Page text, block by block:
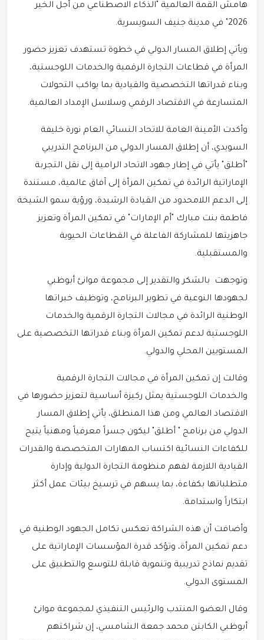
هامش القمة العالمية "الذكاء الاصطناعي من أجل الخير
2026" في مدينة جنيف السويسرية.
ويأتي إطلاق المسار الدولي في خطوة تستهدف تعزيز حضور
المرأة في قطاعات التجارة الرقمية والخدمات اللوجستية،
وبناء قدراتها التخصصية والقيادية بما يواكب التحولات
المتسارعة في الاقتصاد الرقمي وسلاسل الإمداد العالمية.
وأكدت الأمينة العامة للاتحاد النسائي العام نورة خليفة
السويدي، أن إطلاق المسار الدولي من البرنامج التدريبي
"أطلق" يأتي في إطار جهود الاتحاد الرامية إلى نقل التجربة
الإماراتية الرائدة في تمكين المرأة إلى آفاق عالمية، مستندة
إلى الدعم اللامحدود من القيادة الرشيدة، ورؤية سمو الشيخة
فاطمة بنت مبارك "أم الإمارات" في تمكين المرأة وتعزيز
جاهزيتها للمشاركة الفاعلة في القطاعات الحيوية
والمستقبلية.
وتوجهت بالشكر والتقدير إلى مجموعة موانئ أبوظبي
لجهودها النوعية في تطوير البرنامج، وتوظيف خبراتها
الوطنية الرائدة في مجالات التجارة الرقمية والخدمات
اللوجستية لدعم تمكين المرأة وبناء قدراتها التخصصية على
المستويين المحلي والدولي.
وقالت إن تمكين المرأة في مجالات التجارة الرقمية
والخدمات اللوجستية يمثل ركيزة أساسية لتعزيز حضورها في
الاقتصاد العالمي ومن هذا المنطلق، يأتي إطلاق المسار
الدولي من برنامج " أطلق" ليكون جسراً معرفياً ومهنياً يتيح
للكفاءات النسائية اكتساب المهارات المتخصصة والقدرات
القيادية اللازمة لفهم منظومة التجارة الدولية وإدارة
متطلباتها بكفاءة، بما يسهم في ترسيخ بيئات عمل أكثر
ابتكاراً واستدامة.
وأضافت أن هذه الشراكة تعكس تكامل الجهود الوطنية في
دعم تمكين المرأة، وتؤكد قدرة المؤسسات الإماراتية على
تقديم نماذج تدريبية وتنموية قابلة للتوسع والتطبيق على
المستوى الدولي.
وقال العضو المنتدب والرئيس التنفيذي لمجموعة موانئ
أبوظبي الكابتن محمد جمعة الشامسي، إن شراكتهم